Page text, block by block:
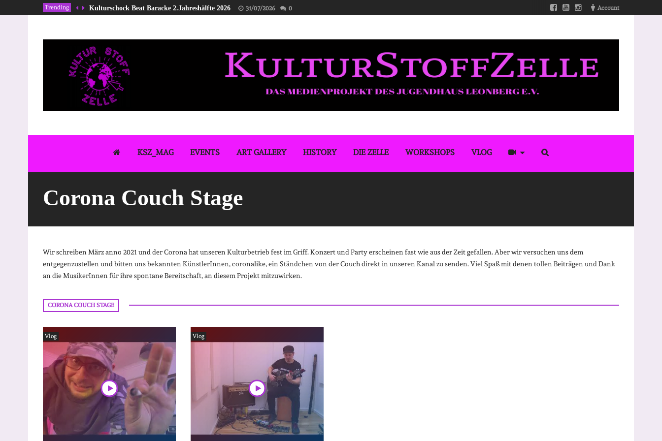
Trending Kulturschock Beat Baracke 2.Jahreshälfte 2026 31/07/2026 0 Account
KSZ_MAG EVENTS ART GALLERY HISTORY DIE ZELLE WORKSHOPS VLOG
Corona Couch Stage
Wir schreiben März anno 2021 und der Corona hat unseren Kulturbetrieb fest im Griff. Konzert und Party erscheinen fast wie aus der Zeit gefallen. Aber wir versuchen uns dem
entgegenzustellen und bitten uns bekannten KünstlerInnen, coronalike, ein Ständchen von der Couch direkt in unseren Kanal zu senden. Viel Spaß mit denen tollen Beiträgen und Dank
an die MusikerInnen für ihre spontane Bereitschaft, an diesem Projekt mitzuwirken.
CORONA COUCH STAGE
Vlog Vlog